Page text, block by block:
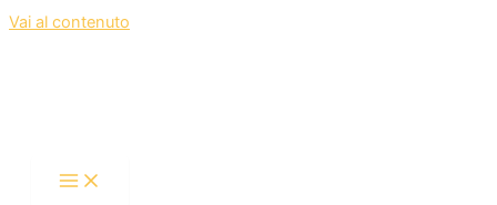
Vai al contenuto